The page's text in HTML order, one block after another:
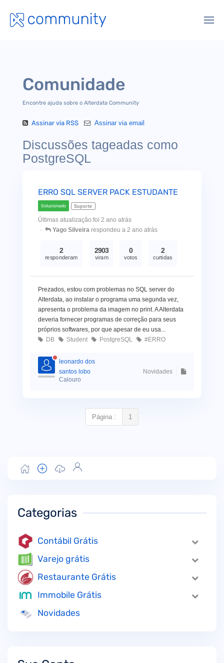
Comunidade
Encontre ajuda sobre o Alterdata Community
Assinar via RSS Assinar via email
Discussões tageadas como
PostgreSQL
ERRO SQL SERVER PACK ESTUDANTE
Solucionado Suporte
Últimas atualização foi 2 ano atrás
Yago Silveira respondeu a 2 ano atrás
2
responderam
2903
viram
0
votos
2
curtidas
Prezados, estou com problemas no SQL server do
Alterdata, ao instalar o programa uma segunda vez,
apresenta o problema da imagem no print. A Alterdata
deveria fornecer programas de correção para seus
próprios softwares, por que apesar de eu usa...
DB
Student PostgreSQL #ERRO
leonardo dos
santos lobo
Calouro
Novidades
Página : 1
Categorias
Contábil Grátis
Varejo grátis
Restaurante Grátis
Immobile Grátis
Novidades